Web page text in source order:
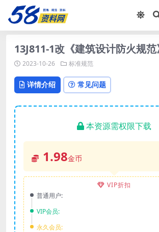
13J811-1改《建筑设计防火规
2023-10-26 标准规范
详情介绍 常见问题
本资源需权限下载
1.98金币
VIP折扣
普通用户:
VIP会员:
永久会员: